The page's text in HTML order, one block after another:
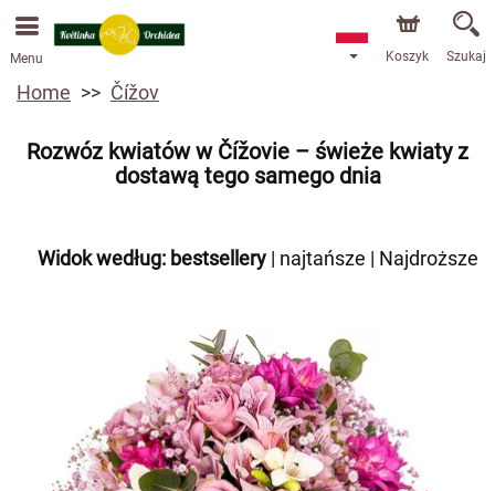
Menu Koszyk Szukaj
Home Čížov
Rozwóz kwiatów w Čížovie – świeże kwiaty z
dostawą tego samego dnia
Widok według: bestsellery | najtańsze | Najdroższe